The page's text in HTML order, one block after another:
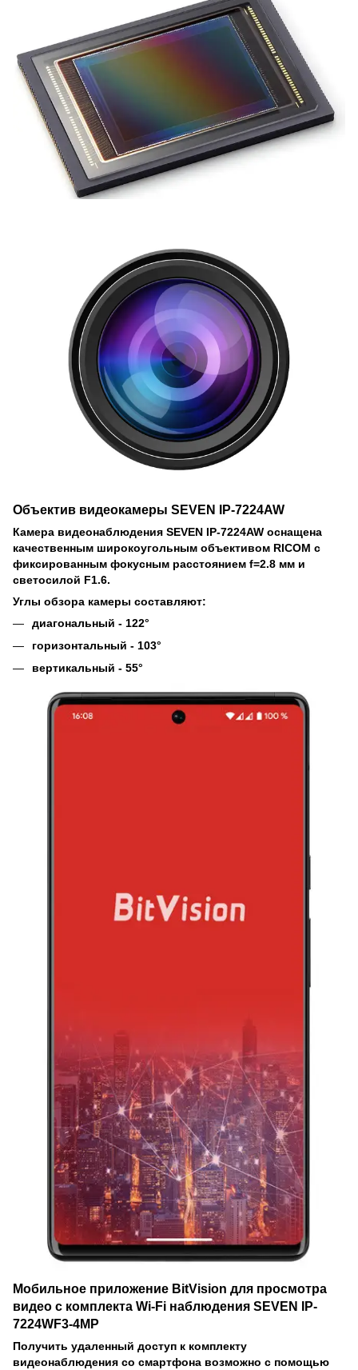
Объектив видеокамеры SEVEN IP-7224AW
Камера видеонаблюдения SEVEN IP-7224AW оснащена
качественным широкоугольным объективом RICOM с
фиксированным фокусным расстоянием f=2.8 мм и
светосилой F1.6.
Углы обзора камеры составляют:
диагональный - 122°
горизонтальный - 103°
вертикальный - 55°
Мобильное приложение BitVision для просмотра
видео с комплекта Wi-Fi наблюдения SEVEN IP-
7224WF3-4MP
Получить удаленный доступ к комплекту
видеонаблюдения со смартфона возможно с помощью